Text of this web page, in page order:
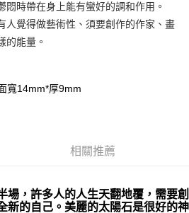
以上)免運費
悶時帶在身上能有蠻好的調和作用。
人覺得做藝術性、須要創作的作家、畫
的能量。
寬14mm*厚9mm
相關推薦
場，許多人的人生天翻地覆，需要創
新的自己。美麗的太陽石是很好的神